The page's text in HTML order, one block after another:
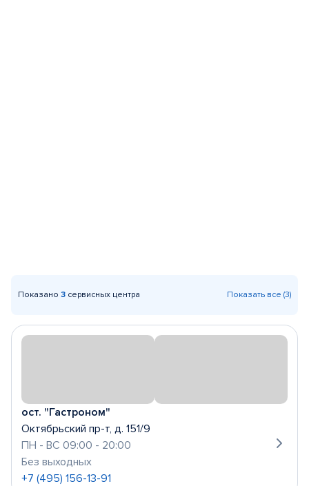
Показано 3 сервисных центра Показать все (3)
ост. "Гастроном"
Октябрьский пр-т, д. 151/9
ПН - ВС 09:00 - 20:00
Без выходных
+7 (495) 156-13-91